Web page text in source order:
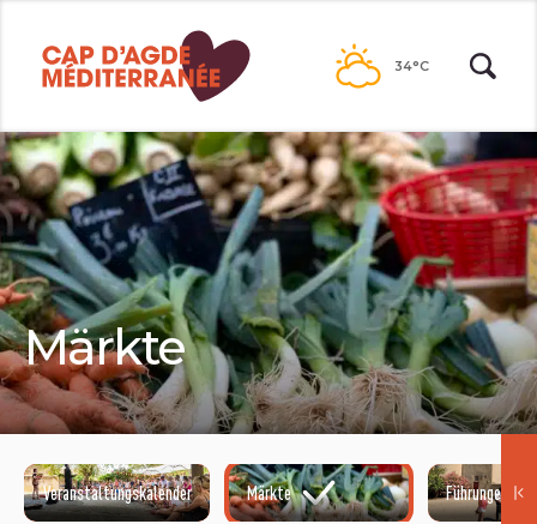
inhoud
34°C
Märkte
Veranstaltungskalender Märkte